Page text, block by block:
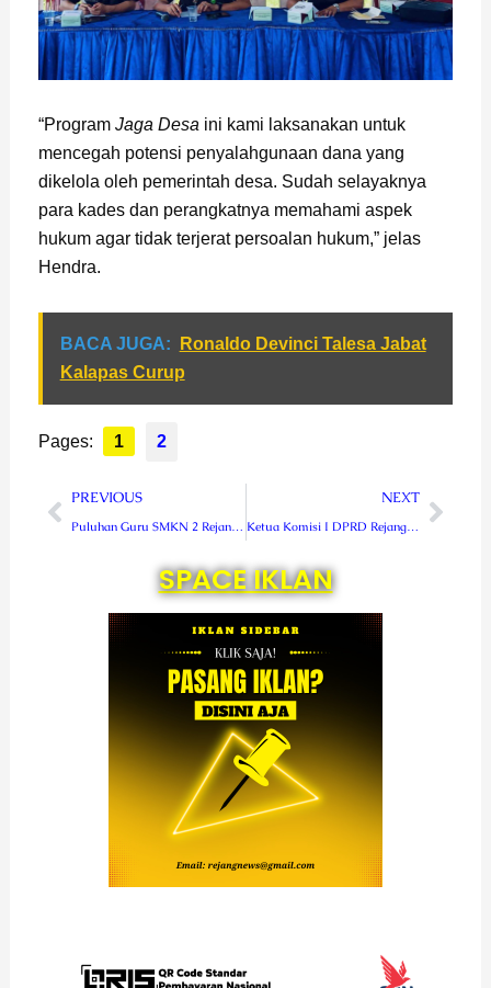
“Program Jaga Desa ini kami laksanakan untuk
mencegah potensi penyalahgunaan dana yang
dikelola oleh pemerintah desa. Sudah selayaknya
para kades dan perangkatnya memahami aspek
hukum agar tidak terjerat persoalan hukum,” jelas
Hendra.
BACA JUGA:
Ronaldo Devinci Talesa Jabat
Kalapas Curup
Pages: 1 2
Prev
PREVIOUS
Puluhan Guru SMKN 2 Rejang Lebong Tanda Tangani Petisi, Tolak Kepemimpinan Kepala Sekolah
NEXT
Ketua Komisi I DPRD Rejang Lebong Soroti Polemik di SMKN 2 RL, Minta Pemprov Bengkulu Segera Bertindak
Next
SPACE IKLAN